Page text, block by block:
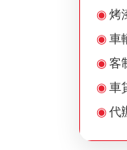
烤
車
客
車
代